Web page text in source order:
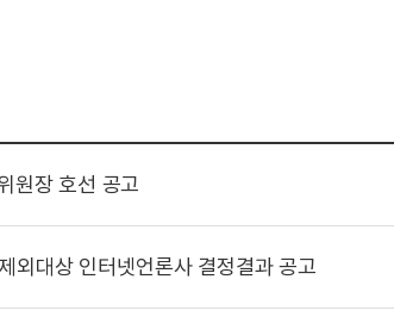
원장 호선 공고
외대상 인터넷언론사 결정결과 공고